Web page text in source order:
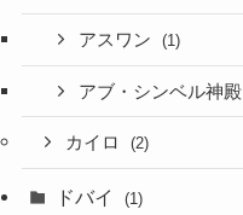
アスワン (1)
アブ・シンベル神殿
カイロ (2)
ドバイ (1)